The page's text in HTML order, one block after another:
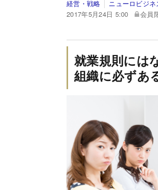
経営・戦略
ニューロビジ
2017年5月24日 5:00
会員
就業規則には
組織に必ずあ